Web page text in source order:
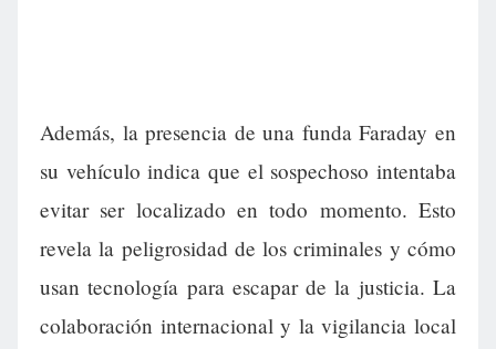
Además, la presencia de una funda Faraday en
su vehículo indica que el sospechoso intentaba
evitar ser localizado en todo momento. Esto
revela la peligrosidad de los criminales y cómo
usan tecnología para escapar de la justicia. La
colaboración internacional y la vigilancia local